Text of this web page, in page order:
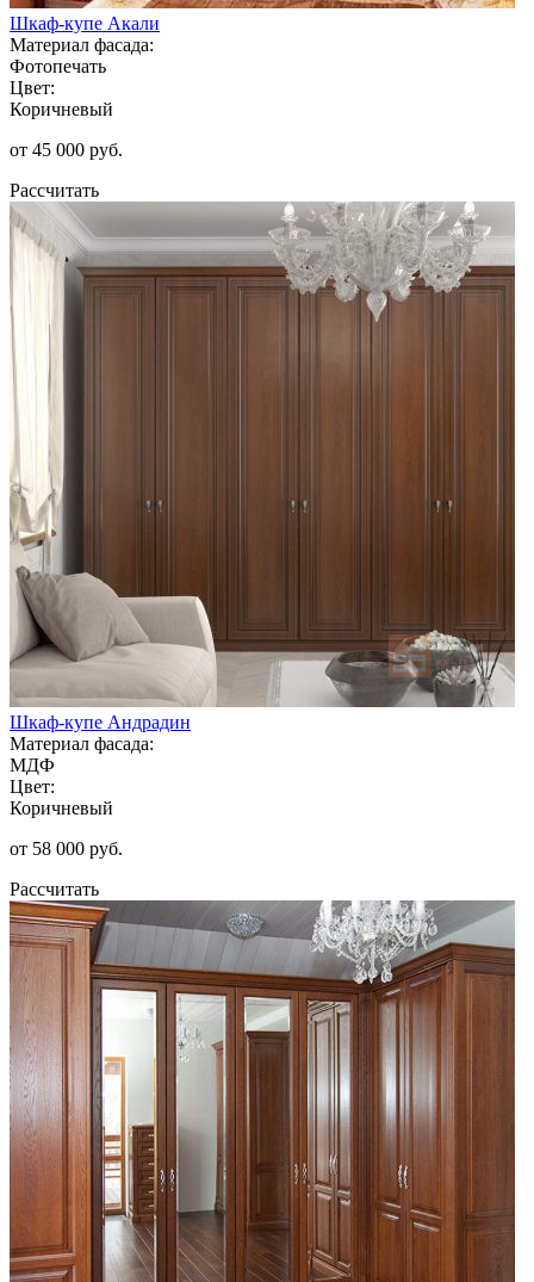
Шкаф-купе Акали
Материал фасада:
Фотопечать
Цвет:
Коричневый
от 45 000 руб.
Рассчитать
Шкаф-купе Андрадин
Материал фасада:
МДФ
Цвет:
Коричневый
от 58 000 руб.
Рассчитать